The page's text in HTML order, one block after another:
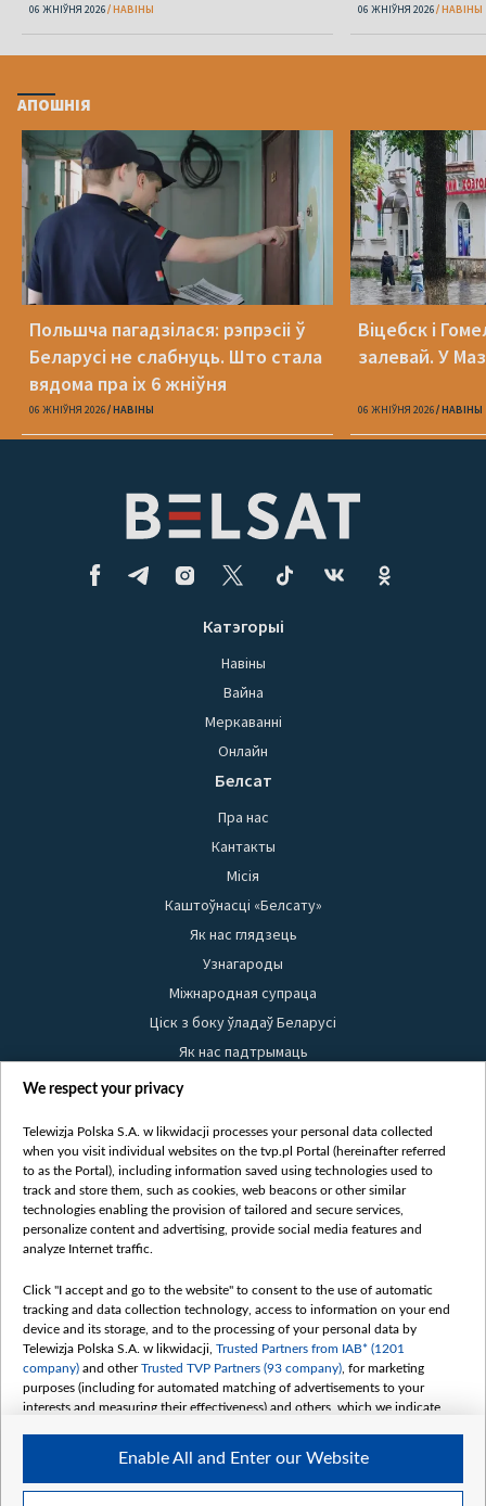
06 ЖНІЎНЯ 2026 НАВІНЫ 06 ЖНІЎНЯ 2026 НАВІНЫ
АПОШНІЯ
Польшча пагадзілася: рэпрэсіі ў
Беларусі не слабнуць. Што стала
вядома пра іх 6 жніўня
06 ЖНІЎНЯ 2026 НАВІНЫ
Віцебск і
залевай. У
06 ЖНІЎНЯ 2026 НАВІНЫ
Катэгорыі
Навіны
Вайна
Меркаванні
Онлайн
Белсат
Пра нас
Кантакты
Місія
Каштоўнасці «Белсату»
Як нас глядзець
Узнагароды
Міжнародная супраца
Ціск з боку ўладаў Беларусі
Як нас падтрымаць
Правілы выкарыстання матэрыялаў
Бяспека
Youtube
Белсат news
Белсат Shorts
Жэстачайшы мульт
Belsat English
Biełsat PL
Белсат Now
Белсат History
Белсат Music
Белсат Doc
My consents
We respect your privacy
Telewizja Polska S.A. w likwidacji processes your personal data collected
when you visit individual websites on the tvp.pl Portal (hereinafter referred
to as the Portal), including information saved using technologies used to
track and store them, such as cookies, web beacons or other similar
technologies enabling the provision of tailored and secure services,
personalize content and advertising, provide social media features and
analyze Internet traffic.
Click "I accept and go to the website" to consent to the use of automatic
tracking and data collection technology, access to information on your end
device and its storage, and to the processing of your personal data by
Telewizja Polska S.A. w likwidacji, Trusted Partners from IAB* (1201
company) and otherTrusted TVP Partners (93 company) , for marketing
purposes (including for automated matching of advertisements to your
interests and measuring their effectiveness) and others, which we indicate
The purposes of processing your data by TVP S.A. w likwidacji are as
follows:
Enable All and Enter our Website